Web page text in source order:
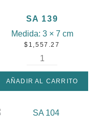
SA 139
Medida: 3 × 7 cm
$ 1,557.27
AÑADIR AL CARRITO